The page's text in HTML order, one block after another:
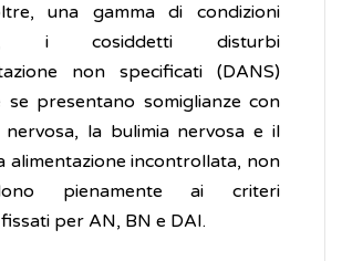
una gamma di condizioni
i cosiddetti disturbi
non specificati (DANS)
se presentano somiglianze con
nervosa, la bulimia nervosa e il
alimentazione incontrollata, non
pienamente ai criteri
per AN, BN e DAI.